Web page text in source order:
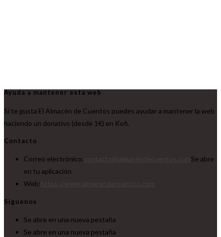
Ayuda a mantener esta web
Si te gusta El Almacén de Cuentos puedes ayudar a mantener la web
haciendo un donativo (desde 1€) en Kofi.
Contacto
Correo electrónico:
Se abre
en tu aplicación
Web:
Síguenos
Se abre en una nueva pestaña
Se abre en una nueva pestaña